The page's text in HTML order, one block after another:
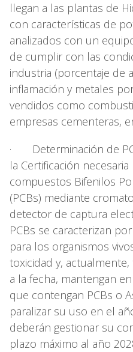
llegan a las plantas de
con características de
analizados con un
de cumplir con las
industria (porcentaje de
inflamación y metales
vendidos como
empresas cementeras,
· Determinación de
la Certificación
compuestos Bifenilos
(PCBs) mediante
detector de captura
PCBs se caracterizan
para los organismos
toxicidad y,
a la fecha, mantengan
que contengan PCBs o
paralizar su uso en el
deberán gestionar su
plazo máximo al año